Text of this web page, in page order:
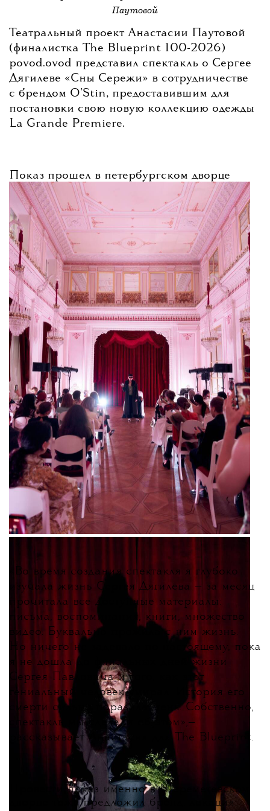
канале The Blueprint News
Паутовой
Театральный проект Анастасии Паутовой
(финалистка The Blueprint 100-2026)
povod.ovod представил спектакль о Сергее
Дягилеве «Сны Сережи» в сотрудничестве
с брендом O’Stin, предоставившим для
постановки свою новую коллекцию одежды
La Grande Premiere.
Показ прошел в петербургском дворце
Шереметевых. По словам Анастасии
Паутовой, идея спектакля принадлежала
самому бренду — новая коллекция
посвящена «Русским сезонам», и именно
поэтому предложили обратиться к фигуре
Дягилева.
Во время создания спектакля я глубоко
изучала жизнь Сергея Дягилева — за месяц
прочитала все доступные материалы:
письма, воспоминания, книги, множество
видео. Буквально прожила с ним жизнь.
Но ничего не задевало по-настоящему, пока
я не дошла до финальных дней жизни
Сергея Павловича и того, как этот
гениальный человек умирал. История его
смерти сильно поразила меня. Собственно,
спектакль мы сделали об этом »,—
рассказывает Анастасия для The Blueprint.
Провести показ именно в Шереметевском
дворце тоже предложил бренд: локация